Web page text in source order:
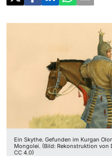
weitere Informationen
‡ ‡ ‡ ‡ ‡ ‡ ‡ ‡ ‡ ‡ ‡ ‡ ‡ ‡ ‡ ‡ ‡ ‡ ‡ ‡
‡ ‡ ‡ ‡ ‡ ‡ ‡ ‡ ‡ ‡ ‡ ‡
Ein Skythe. Gefunden im Kurgan
Mongolei. (Bild: Rekonstruktion von
CC 4.0)